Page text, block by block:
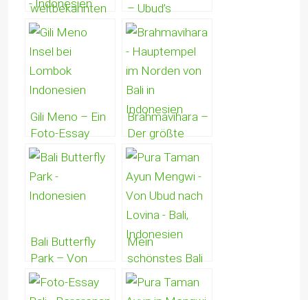
weltbekannten
Reisterrassen
Reisgöttin &
das unendlich
grüne
– Ubud’s
Heiliger
Tempel des
Todes, die
Drachenbrücke
& die Heilige
Quelle
Gili Meno – Ein
Foto-Essay
über ein Traum-
Paradies in
Indonesien
Brahmavihara –
Der größte
buddhistische
eine spirituelle
Oase der Stille
und des
Friedens
Bali Butterfly
Park – Von
Schönen,
Schrecken &
Mein
schönstes Bali
Erlebnis –